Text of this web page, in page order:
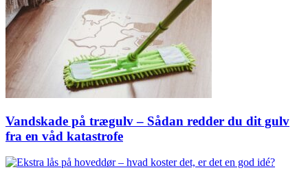
Vandskade på trægulv – Sådan redder du dit gulv
fra en våd katastrofe